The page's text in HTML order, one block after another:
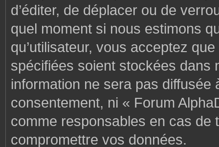
d’éditer, de déplacer ou de
quel moment si nous estimons
qu’utilisateur, vous acceptez
spécifiées soient stockées dans
information ne sera pas
consentement, ni « Forum
comme responsables en cas de
compromettre vos données.